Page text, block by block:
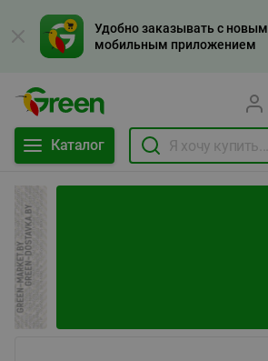
Удобно заказывать с новым
мобильным приложением
Каталог